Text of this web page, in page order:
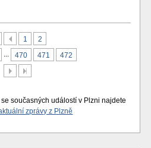
Předchozí
1
2
... 470 471
472
DalšíPoslední
současných událostí v Plzni najdete
zprávy z Plzně